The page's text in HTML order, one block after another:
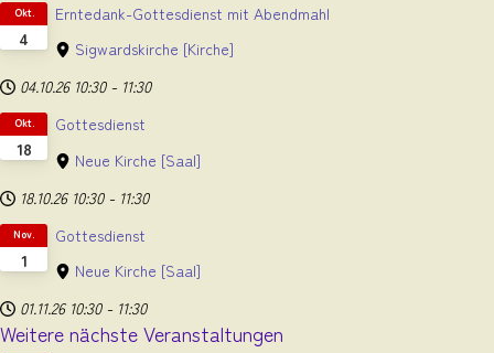
4
Okt.
Erntedank-Gottesdienst mit Abendmahl
Sigwardskirche [Kirche]
04.10.26 10:30 - 11:30
18
Okt.
Gottesdienst
Neue Kirche [Saal]
18.10.26 10:30 - 11:30
1
Nov.
Gottesdienst
Neue Kirche [Saal]
01.11.26 10:30 - 11:30
Weitere nächste Veranstaltungen